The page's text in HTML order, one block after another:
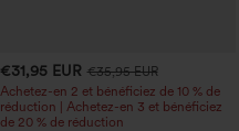
+1
€31,95 EUR €35,95 EUR
Achetez-en 2 et bénéficiez de 10 % de
réduction | Achetez-en 3 et bénéficiez
de 20 % de réduction